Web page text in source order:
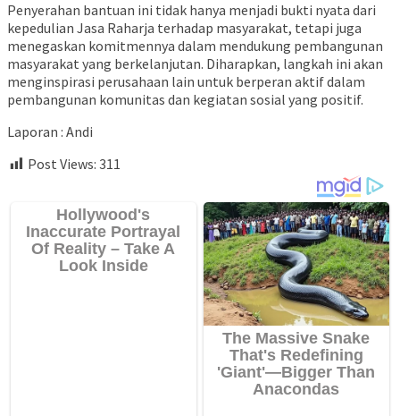
Penyerahan bantuan ini tidak hanya menjadi bukti nyata dari
kepedulian Jasa Raharja terhadap masyarakat, tetapi juga
menegaskan komitmennya dalam mendukung pembangunan
masyarakat yang berkelanjutan. Diharapkan, langkah ini akan
menginspirasi perusahaan lain untuk berperan aktif dalam
pembangunan komunitas dan kegiatan sosial yang positif.
Laporan : Andi
Post Views: 311